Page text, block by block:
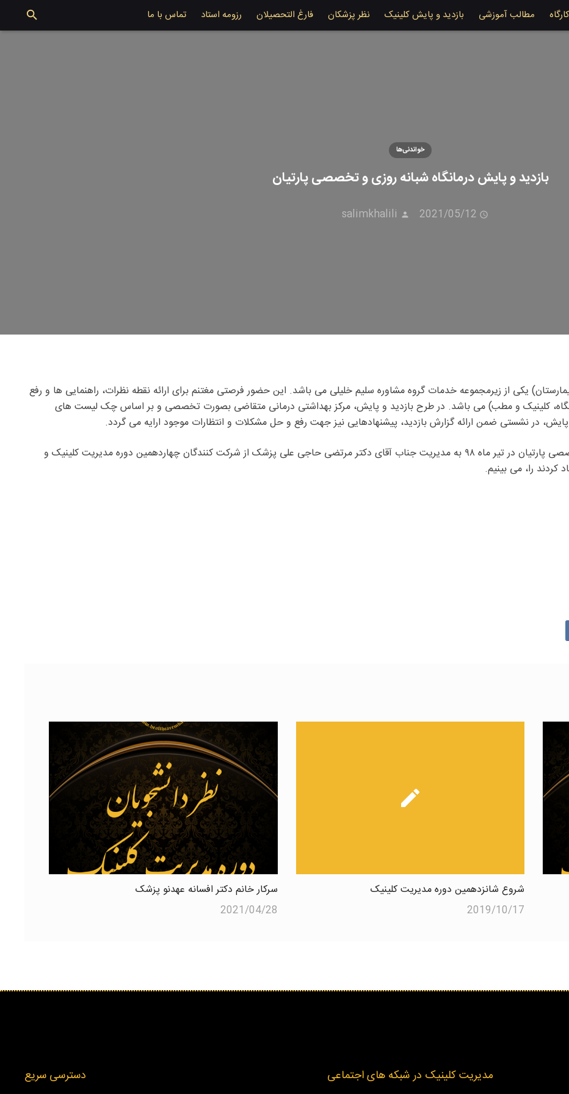
مطالب آموزشی بازدید و پایش کلینیک نظر پزشکان فارغ التحصیلان رزومه استاد تماس با ما
بازدید و پایش درمانگاه شبانه روزی و تخصصی پارتیان
2021/05/12
salimkhalili
خواندنی‌ها
یکی از زیرمجموعه خدمات گروه مشاوره سلیم خلیلی می باشد. این حضور فرصتی مغتنم برای ارائه نقطه نظرات، راهنمایی ها و رفع
کلینیک و مطب) می باشد. در طرح بازدید و پایش، مرکز بهداشتی درمانی متقاضی بصورت تخصصی و بر اساس چک لیست های
پایش، در نشستی ضمن ارائه گزارش بازدید، پیشنهادهایی نیز جهت رفع و حل مشکلات و انتظارات موجود ارایه می گردد.
در پایین صفحه بازدید و پایش درمانگاه شبانه روزی و تخصصی پارتیان در تیر ماه ۹۸ به مدیریت جناب آقای دکتر مرتضی حاجی علی پزشک از شرکت کنندگان چهاردهمین دوره مدیریت کلینیک و
کردند را، می بینیم.
شروع شانزدهمین دوره مدیریت کلینیک
2019/10/17
سرکار خانم دکتر افسانه عهدنو پزشک
2021/04/28
مدیریت کلینیک در شبکه های اجتماعی دسترسی سریع